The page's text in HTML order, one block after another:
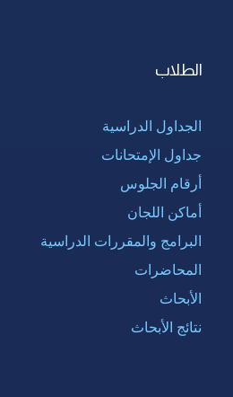
الطلاب
الجداول الدراسية
جداول الإمتحانات
أرقام الجلوس
أماكن اللجان
البرامج والمقررات الدراسية
المحاضرات
الأبحاث
نتائج الأبحاث